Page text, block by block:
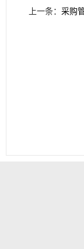
上一条： 采购